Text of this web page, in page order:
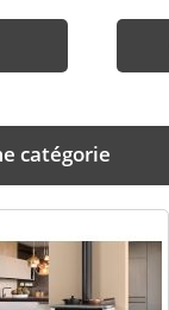
catégorie